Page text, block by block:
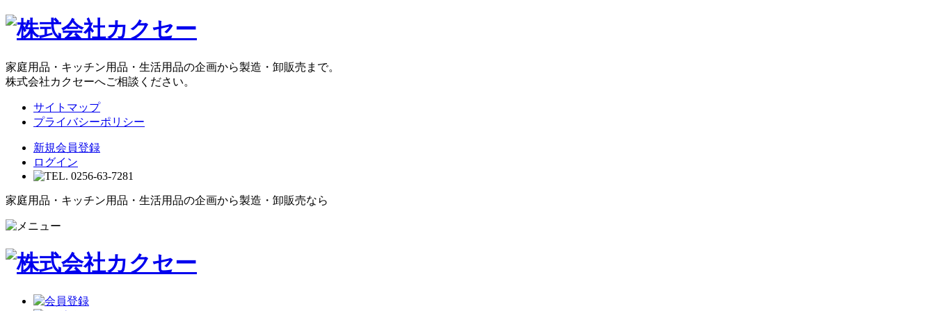
家庭用品・キッチン用品・生活用品の企画から製造・卸販売まで。
株式会社カクセーへご相談ください。
サイトマップ
プライバシーポリシー
新規会員登録
ログイン
家庭用品・キッチン用品・生活用品の企画から製造・卸販売なら